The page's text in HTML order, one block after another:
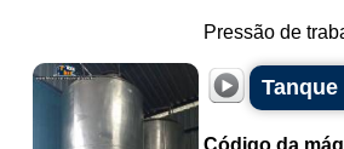
Pressão de
Código da